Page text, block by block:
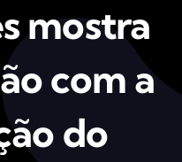
mostra
com a
do